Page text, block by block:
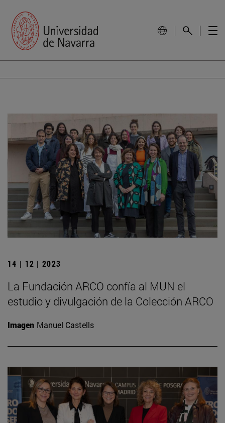
14 | 12 | 2023
La Fundación ARCO confía al MUN el
estudio y divulgación de la Colección ARCO
Imagen Manuel Castells